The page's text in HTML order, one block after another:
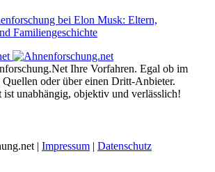
bei Elon Musk: Eltern,
Familiengeschichte
Ihre Vorfahren. Egal ob im
oder über einen Dritt-Anbieter.
unabhängig, objektiv und verlässlich!
| Impressum | Datenschutz